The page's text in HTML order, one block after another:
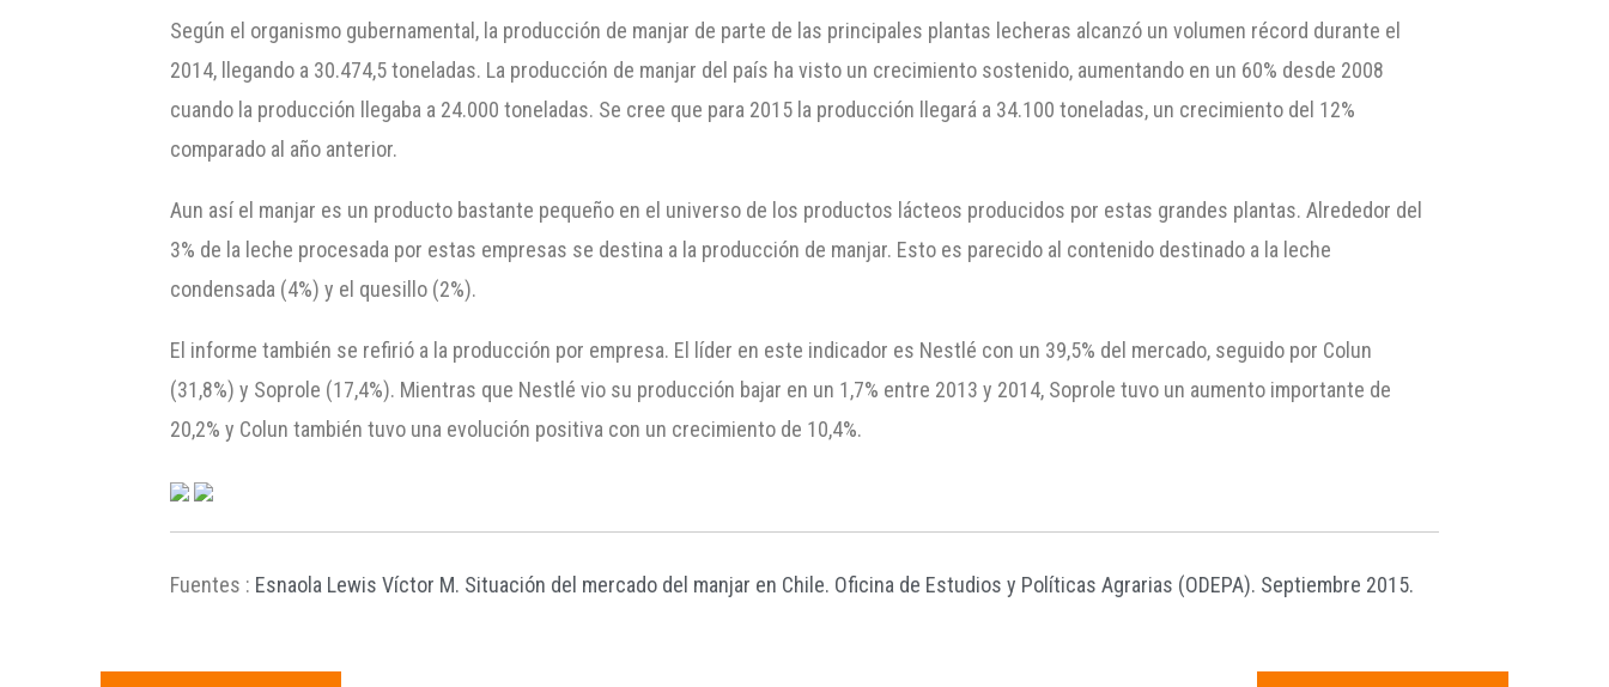
Según el organismo gubernamental, la producción de manjar de parte de las principales plantas lecheras alcanzó un volumen récord durante el
2014, llegando a 30.474,5 toneladas. La producción de manjar del país ha visto un crecimiento sostenido, aumentando en un 60% desde 2008
cuando la producción llegaba a 24.000 toneladas. Se cree que para 2015 la producción llegará a 34.100 toneladas, un crecimiento del 12%
comparado al año anterior.
Aun así el manjar es un producto bastante pequeño en el universo de los productos lácteos producidos por estas grandes plantas. Alrededor del
3% de la leche procesada por estas empresas se destina a la producción de manjar. Esto es parecido al contenido destinado a la leche
condensada (4%) y el quesillo (2%).
El informe también se refirió a la producción por empresa. El líder en este indicador es Nestlé con un 39,5% del mercado, seguido por Colun
(31,8%) y Soprole (17,4%). Mientras que Nestlé vio su producción bajar en un 1,7% entre 2013 y 2014, Soprole tuvo un aumento importante de
20,2% y Colun también tuvo una evolución positiva con un crecimiento de 10,4%.
Fuentes : Esnaola Lewis Víctor M. Situación del mercado del manjar en Chile. Oficina de Estudios y Políticas Agrarias (ODEPA). Septiembre 2015.